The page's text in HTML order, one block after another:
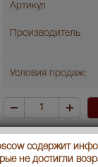
Артикул
Производитель
Условия продаж:
содержит
не достигли